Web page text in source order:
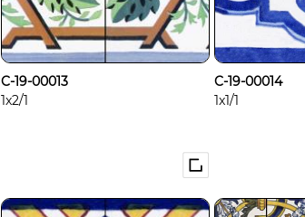
C-19-00013
1x2/1
C-19-00014
1x1/1